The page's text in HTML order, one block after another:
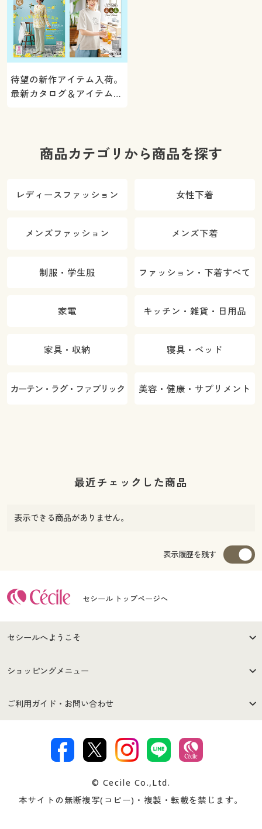
待望の新作アイテム入荷。
最新カタログ＆アイテムを
商品カテゴリから商品を探す
レディースファッション 女性下着
メンズファッション メンズ下着
制服・学生服 ファッション・下着すべて
家電 キッチン・雑貨・日用品
家具・収納 寝具・ベッド
カーテン・ラグ・ファブリック 美容・健康・サプリメント
最近チェックした商品
表示できる商品がありません。
表示履歴を残す
セシール トップページへ
セシールへようこそ
はじめての方へ
セシールご利用規約
著作権・商標について 会社案内
ショッピングメニュー
商品カテゴリ
プレゼント＆キャンペーン サイトマップ
ご利用ガイド・お問い合わせ
交換・返品は お支払は
ついて
忘れの場合
© Cecile Co.,Ltd.
本サイトの無断複写(コピー)・複製・転載を禁じます。